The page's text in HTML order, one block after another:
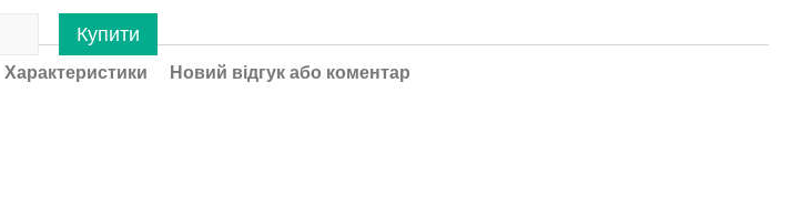
Купити
Характеристики Новий відгук або коментар